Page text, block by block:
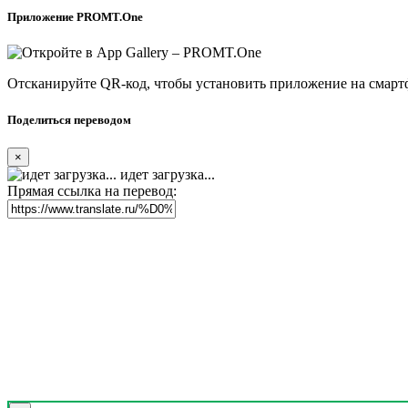
Приложение PROMT.One
Отсканируйте QR-код, чтобы установить приложение на
Поделиться переводом
×
идет загрузка...
Прямая ссылка на перевод: